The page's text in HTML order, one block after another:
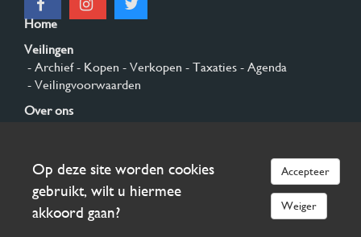
Home
Veilingen
- Archief- Kopen - Verkopen - Taxaties - Agenda
- Veilingvoorwaarden
Over ons
Aanmelden
Op deze site worden cookies
gebruikt, wilt u hiermee
akkoord gaan?
Accepteer
Weiger